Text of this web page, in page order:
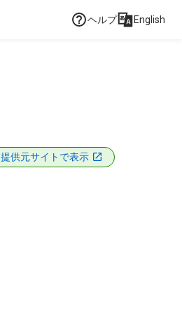
ヘルプ English
提供元サイトで表示